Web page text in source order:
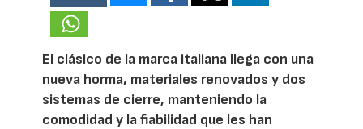
El clásico de la marca italiana llega con una
nueva horma, materiales renovados y dos
sistemas de cierre, manteniendo la
comodidad y la fiabilidad que les han